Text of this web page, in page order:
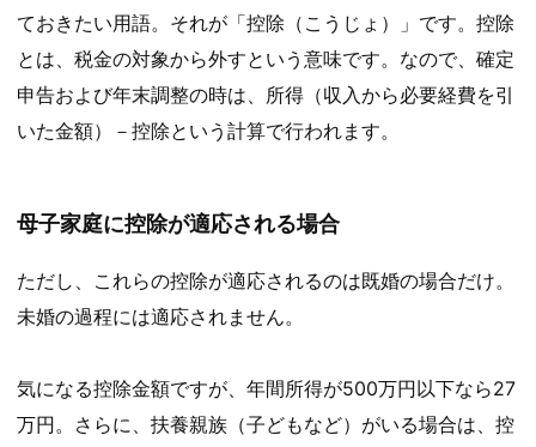
ておきたい用語。それが「控除（こうじょ）」です。控除
とは、税金の対象から外すという意味です。なので、確定
申告および年末調整の時は、所得（収入から必要経費を引
いた金額）－控除という計算で行われます。
母子家庭に控除が適応される場合
ただし、これらの控除が適応されるのは既婚の場合だけ。
未婚の過程には適応されません。
気になる控除金額ですが、年間所得が500万円以下なら27
万円。さらに、扶養親族（子どもなど）がいる場合は、控